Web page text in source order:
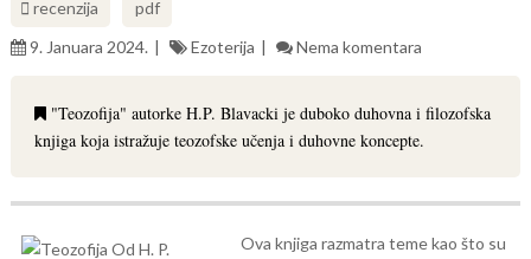
recenzija
pdf
9. Januara 2024.
Ezoterija Nema komentara
"Teozofija" autorke H.P. Blavacki je duboko duhovna i filozofska
knjiga koja istražuje teozofske učenja i duhovne koncepte.
Ova knjiga razmatra teme kao što su